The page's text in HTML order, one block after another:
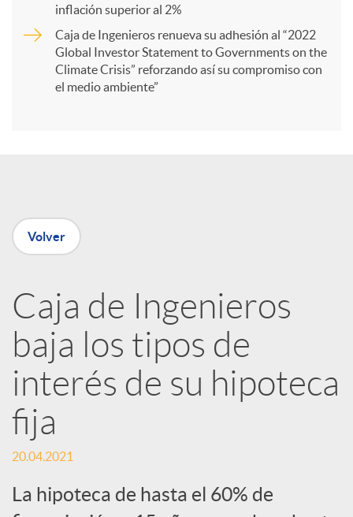
n
R
e
d
e
s
inflación superior al 2%
Caja de Ingenieros renueva su adhesión al “2022
Global Investor Statement to Governments on the
Climate Crisis” reforzando así su compromiso con
el medio ambiente”
Volver
Caja de Ingenieros
baja los tipos de
interés de su hipoteca
fija
20.04.2021
La hipoteca de hasta el 60% de